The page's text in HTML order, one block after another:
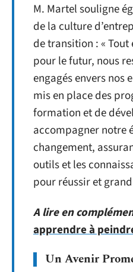
M. Martel souligne
de la culture
de transition : «
pour le futur, nous
engagés envers nos
mis en place des
formation et de
accompagner notre
changement,
outils et les
pour réussir et
A lire en
apprendre à
Un Avenir